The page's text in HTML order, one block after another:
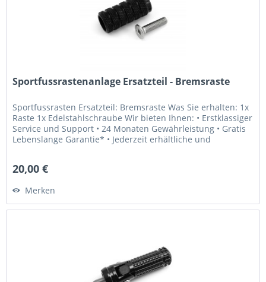
Sportfussrastenanlage Ersatzteil - Bremsraste
Sportfussrasten Ersatzteil: Bremsraste Was Sie erhalten: 1x
Raste 1x Edelstahlschraube Wir bieten Ihnen: • Erstklassiger
Service und Support • 24 Monaten Gewährleistung • Gratis
Lebenslange Garantie* • Jederzeit erhältliche und
20,00 €
Merken